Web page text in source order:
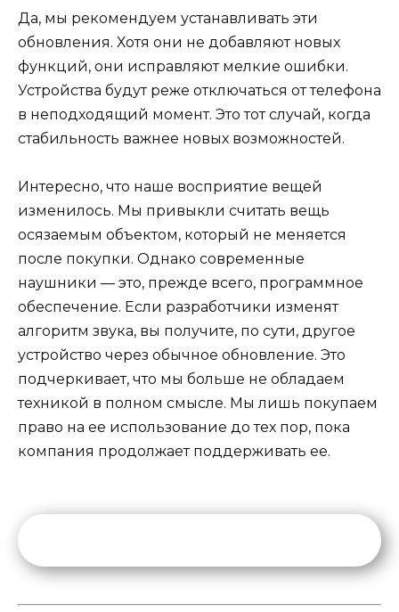
Да, мы рекомендуем устанавливать эти
обновления. Хотя они не добавляют новых
функций, они исправляют мелкие ошибки.
Устройства будут реже отключаться от телефона
в неподходящий момент. Это тот случай, когда
стабильность важнее новых возможностей.
Интересно, что наше восприятие вещей
изменилось. Мы привыкли считать вещь
осязаемым объектом, который не меняется
после покупки. Однако современные
наушники — это, прежде всего, программное
обеспечение. Если разработчики изменят
алгоритм звука, вы получите, по сути, другое
устройство через обычное обновление. Это
подчеркивает, что мы больше не обладаем
техникой в полном смысле. Мы лишь покупаем
право на ее использование до тех пор, пока
компания продолжает поддерживать ее.